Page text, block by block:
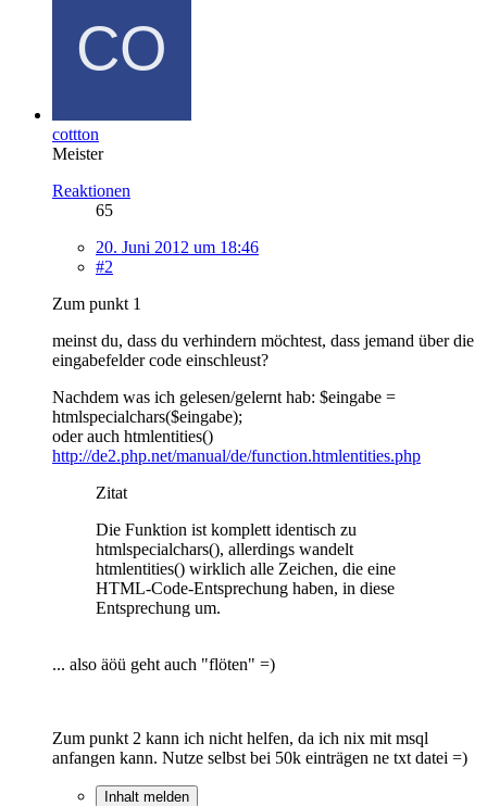
cottton
Meister
Reaktionen
65
20. Juni 2012 um 18:46
#2
Zum punkt 1
meinst du, dass du verhindern möchtest, dass jemand über die
eingabefelder code einschleust?
Nachdem was ich gelesen/gelernt hab: $eingabe =
htmlspecialchars($eingabe);
oder auch htmlentities()
http://de2.php.net/manual/de/function.htmlentities.php
Zitat
Die Funktion ist komplett identisch zu
htmlspecialchars(), allerdings wandelt
htmlentities() wirklich alle Zeichen, die eine
HTML-Code-Entsprechung haben, in diese
Entsprechung um.
... also äöü geht auch "flöten" =)
Zum punkt 2 kann ich nicht helfen, da ich nix mit msql
anfangen kann. Nutze selbst bei 50k einträgen ne txt datei =)
Inhalt melden